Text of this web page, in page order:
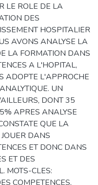
LE ROLE DE LA
DES
HOSPITALIER
AVONS ANALYSE LA
LA FORMATION DANS
A L'HOPITAL,
ADOPTE L'APPROCHE
UN
DONT 35
APRES ANALYSE
QUE LA
DANS
ET DONC DANS
ET DES
MOTS-CLES:
COMPETENCES,